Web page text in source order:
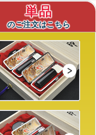
単品
のご注文はこちら